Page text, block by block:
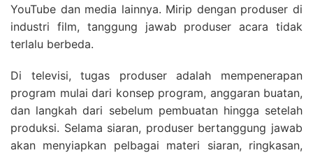
YouTube dan media lainnya. Mirip dengan produser di
industri film, tanggung jawab produser acara tidak
terlalu berbeda.
Di televisi, tugas produser adalah mempenerapan
program mulai dari konsep program, anggaran buatan,
dan langkah dari sebelum pembuatan hingga setelah
produksi. Selama siaran, produser bertanggung jawab
akan menyiapkan pelbagai materi siaran, ringkasan,